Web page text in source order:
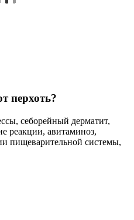
перхоть?
себорейный дерматит,
реакции, авитаминоз,
пищеварительной системы,